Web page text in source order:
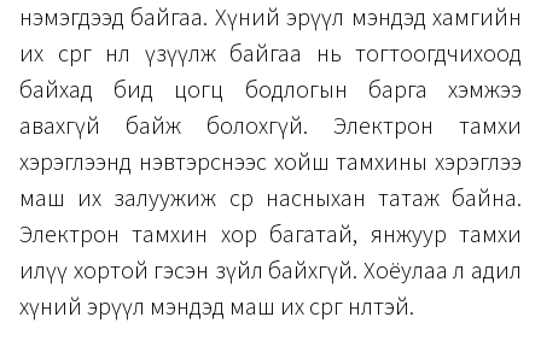
нэмэгдээд байгаа. Хүний эрүүл мэндэд хамгийн
их сөрөг нөлөө үзүүлж байгаа нь тогтоогдчихоод
байхад бид цогц бодлогын барга хэмжээ
авахгүй байж болохгүй. Электрон тамхи
хэрэглээнд нэвтэрснээс хойш тамхины хэрэглээ
маш их залуужиж өсөр насныхан татаж байна.
Электрон тамхин хор багатай, янжуур тамхи
илүү хортой гэсэн зүйл байхгүй. Хоёулаа л адил
хүний эрүүл мэндэд маш их сөрөг нөлөөтэй.